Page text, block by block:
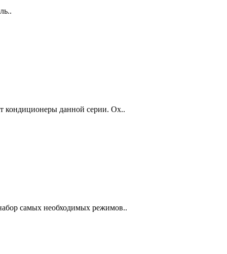
кондиционеры данной серии. Ох..
самых необходимых режимов..